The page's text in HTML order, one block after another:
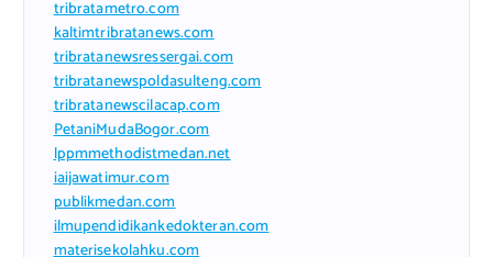
tribratametro.com
kaltimtribratanews.com
tribratanewsressergai.com
tribratanewspoldasulteng.com
tribratanewscilacap.com
PetaniMudaBogor.com
lppmmethodistmedan.net
iaijawatimur.com
publikmedan.com
ilmupendidikankedokteran.com
materisekolahku.com